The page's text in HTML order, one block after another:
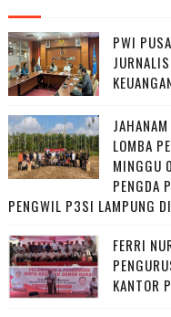
PWI
LOMBA
MINGGU
PENGDA
PENGWIL P3SI LAMPUNG
FERRI
KANTOR